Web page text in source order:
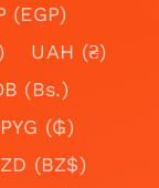
(EGP)
UAH (₴)
(Bs.)
PYG (₲)
(BZ$)